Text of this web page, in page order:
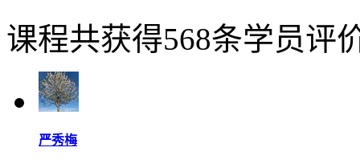
课程共获得568条学员评
严秀梅